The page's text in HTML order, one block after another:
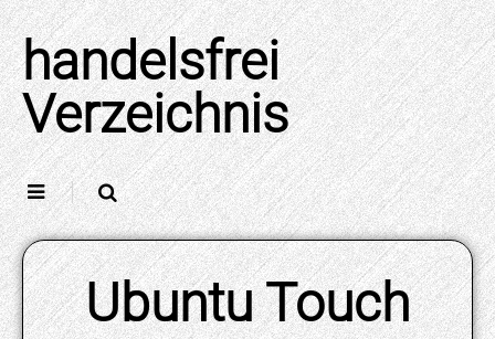
Skip
to
content
handelsfrei
Verzeichnis
Ubuntu Touch